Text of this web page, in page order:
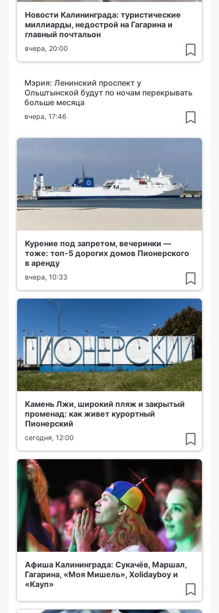
Новости Калининграда: туристические
миллиарды, недострой на Гагарина и
главный почтальон
вчера, 20:00
Мэрия: Ленинский проспект у
Ольштынской будут по ночам перекрывать
больше месяца
вчера, 17:46
Курение под запретом, вечеринки —
тоже: топ-5 дорогих домов Пионерского
в аренду
вчера, 10:33
Камень Лжи, широкий пляж и закрытый
променад: как живет курортный
Пионерский
сегодня, 12:00
Афиша Калининграда: Сукачёв, Маршал,
Гагарина, «Моя Мишель», Xolidayboy и
«Кауп»